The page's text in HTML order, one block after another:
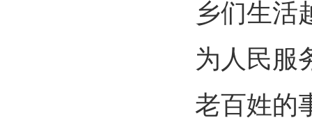
乡们生活
为人民服
老百姓的